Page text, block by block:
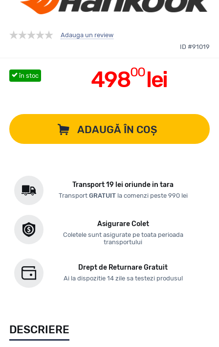
Adauga un review
ID #91019
49800lei
în stoc
ADAUGĂ ÎN COȘ
Transport 19 lei oriunde in tara
Transport GRATUITla comenzi peste 990 lei
Asigurare Colet
Coletele sunt asigurate pe toata perioada
transportului
Drept de Returnare Gratuit
Ai la dispozitie 14 zile sa testezi produsul
DESCRIERE